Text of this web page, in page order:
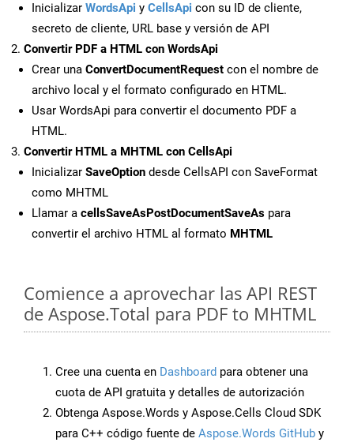
Inicializar WordsApi y CellsApi con su ID de cliente,
secreto de cliente, URL base y versión de API
Convertir PDF a HTML con WordsApi
Crear una ConvertDocumentRequest con el nombre de
archivo local y el formato configurado en HTML.
Usar WordsApi para convertir el documento PDF a
HTML.
Convertir HTML a MHTML con CellsApi
Inicializar SaveOption desde CellsAPI con SaveFormat
como MHTML
Llamar a cellsSaveAsPostDocumentSaveAs para
convertir el archivo HTML al formato MHTML
Comience a aprovechar las API REST
de Aspose.Total para PDF to MHTML
Cree una cuenta en Dashboard para obtener una
cuota de API gratuita y detalles de autorización
Obtenga Aspose.Words y Aspose.Cells Cloud SDK
para C++ código fuente de Aspose.Words GitHub y